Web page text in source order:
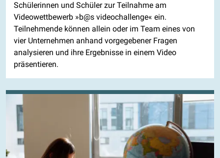
Schülerinnen und Schüler zur Teilnahme am
Videowettbewerb »b@s videochallenge« ein.
Teilnehmende können allein oder im Team eines von
vier Unternehmen anhand vorgegebener Fragen
analysieren und ihre Ergebnisse in einem Video
präsentieren.